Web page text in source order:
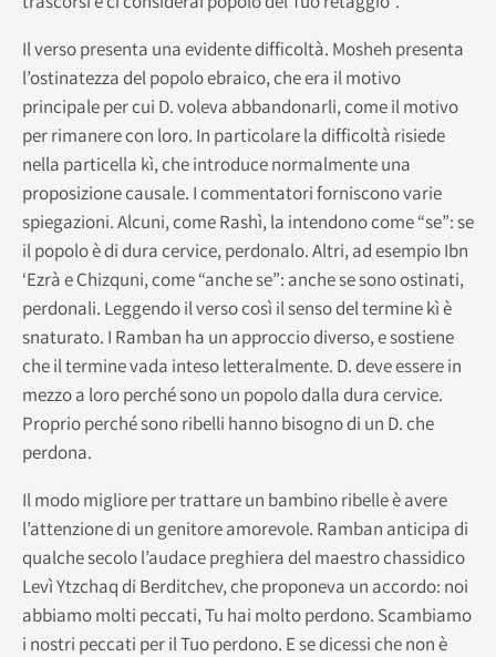
Il verso presenta una evidente difficoltà. Mosheh presenta
l’ostinatezza del popolo ebraico, che era il motivo
principale per cui D. voleva abbandonarli, come il motivo
per rimanere con loro. In particolare la difficoltà risiede
nella particella kì, che introduce normalmente una
proposizione causale. I commentatori forniscono varie
spiegazioni. Alcuni, come Rashì, la intendono come “se”: se
il popolo è di dura cervice, perdonalo. Altri, ad esempio Ibn
‘Ezrà e Chizquni, come “anche se”: anche se sono ostinati,
perdonali. Leggendo il verso così il senso del termine kì è
snaturato. I Ramban ha un approccio diverso, e sostiene
che il termine vada inteso letteralmente. D. deve essere in
mezzo a loro perché sono un popolo dalla dura cervice.
Proprio perché sono ribelli hanno bisogno di un D. che
perdona.
Il modo migliore per trattare un bambino ribelle è avere
l’attenzione di un genitore amorevole. Ramban anticipa di
qualche secolo l’audace preghiera del maestro chassidico
Levì Ytzchaq di Berditchev, che proponeva un accordo: noi
abbiamo molti peccati, Tu hai molto perdono. Scambiamo
i nostri peccati per il Tuo perdono. E se dicessi che non è